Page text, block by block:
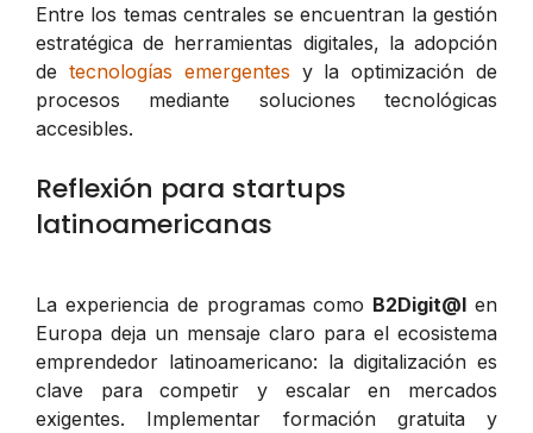
Entre los temas centrales se encuentran la gestión
estratégica de herramientas digitales, la adopción
de tecnologías emergentes y la optimización de
procesos mediante soluciones tecnológicas
accesibles.
Reflexión para startups
latinoamericanas
La experiencia de programas como B2Digit@l en
Europa deja un mensaje claro para el ecosistema
emprendedor latinoamericano: la digitalización es
clave para competir y escalar en mercados
exigentes. Implementar formación gratuita y